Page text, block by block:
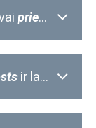
priekšvēlēšanu
ir latviešu literārās valodas vārdi?